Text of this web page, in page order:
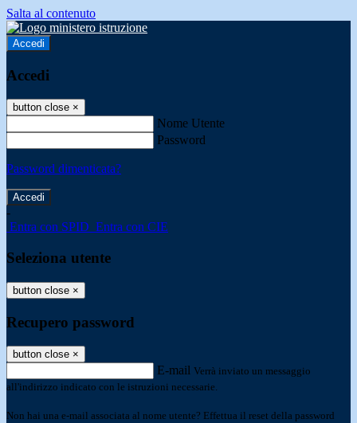
Salta al contenuto
Accedi
Accedi
button close ×
Nome Utente
Password
Password dimenticata?
-
Entra con SPID Entra con CIE
Seleziona utente
button close ×
Recupero password
button close ×
E-mail Verrà inviato un messaggio
all'indirizzo indicato con le istruzioni necessarie.
Non hai una e-mail associata al nome utente? Effettua il reset della password